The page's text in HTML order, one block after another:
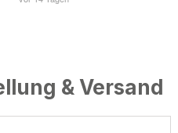
& Versand